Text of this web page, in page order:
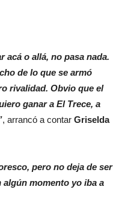
acá o allá, no pasa nada.
de lo que se armó
rivalidad. Obvio que el
ganar a El Trece, a
, arrancó a contar Griselda
pero no deja de ser
algún momento yo iba a